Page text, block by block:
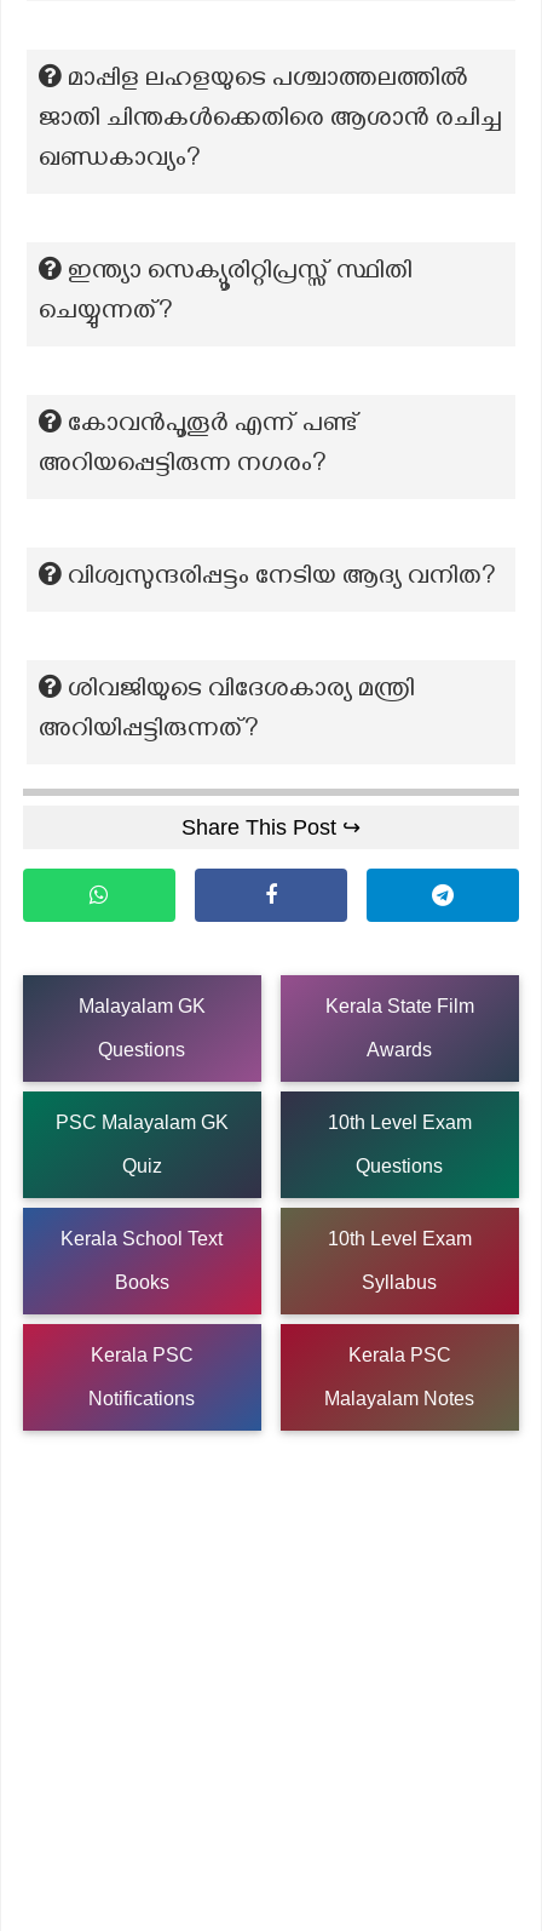
മാപ്പിള ലഹളയുടെ പശ്ചാത്തലത്തില്‍
ജാതി ചിന്തകള്‍ക്കെതിരെ ആശാന്‍ രചിച്ച
ഖണ്ഡകാവ്യം?
ഇന്ത്യാ സെക്യൂരിറ്റിപ്രസ്സ് സ്ഥിതി
ചെയ്യുന്നത്?
കോവൻപൂതൂർ എന്ന് പണ്ട്
അറിയപ്പെട്ടിരുന്ന നഗരം?
വിശ്വസുന്ദരിപ്പട്ടം നേടിയ ആദ്യ വനിത?
ശിവജിയുടെ വിദേശകാര്യ മന്ത്രി
അറിയിപ്പട്ടിരുന്നത്?
Share This Post ↪
Malayalam GK
Questions
Kerala State Film
Awards
PSC Malayalam GK
Quiz
10th Level Exam
Questions
Kerala School Text
Books
10th Level Exam
Syllabus
Kerala PSC
Notifications
Kerala PSC
Malayalam Notes